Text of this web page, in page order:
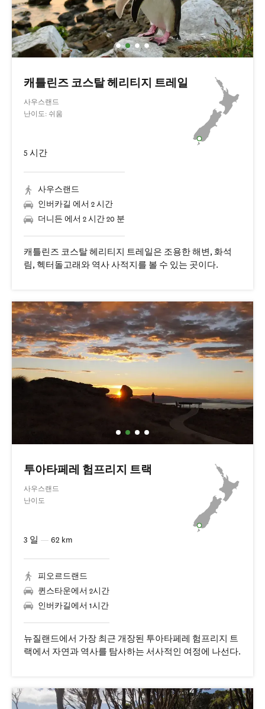
캐틀린즈 코스탈 헤리티지 트레일
사우스랜드
난이도: 쉬움
5 시간
사우스랜드
인버카길 에서 2 시간
더니든 에서 2 시간 20 분
캐틀린즈 코스탈 헤리티지 트레일은 조용한 해변, 화석
림, 헥터돌고래와 역사 사적지를 볼 수 있는 곳이다.
투아타페레 험프리지 트랙
사우스랜드
난이도
3 일 — 62 km
피오르드랜드
퀸스타운에서 2시간
인버카길에서 1시간
뉴질랜드에서 가장 최근 개장된 투아타페레 험프리지 트
랙에서 자연과 역사를 탐사하는 서사적인 여정에 나선다.